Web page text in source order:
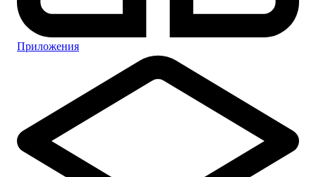
Приложения